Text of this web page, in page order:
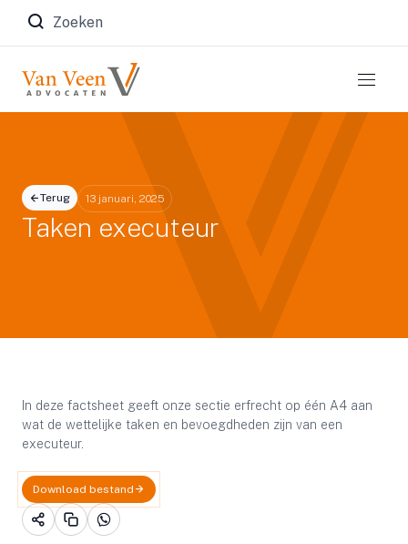
Zoeken naar:
Terug 13 januari, 2025
Taken executeur
In deze factsheet geeft onze sectie erfrecht op één A4 aan
wat de wettelijke taken en bevoegdheden zijn van een
executeur.
Download bestand